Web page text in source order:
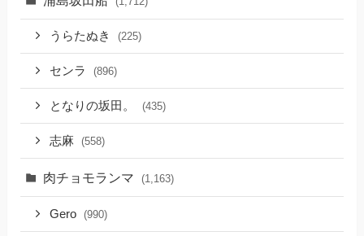
うらたぬき (225)
センラ (896)
となりの坂田。 (435)
志麻 (558)
肉チョモランマ (1,163)
Gero (990)